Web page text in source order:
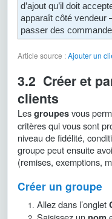
d’ajout qu’il doit
apparaît côté vendeur
passer des
Article source :Ajouter un
3.2 Créer et
clients
Lesgroupesvous
critères qui vous sont
niveau de fidélité,
groupe peut ensuite
(remises, exemptions,
Créer un groupe
Allez dans l’onglet